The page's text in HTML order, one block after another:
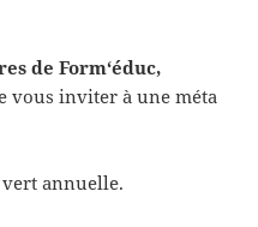
de Form‘éduc,
vous inviter à une méta
vert annuelle.